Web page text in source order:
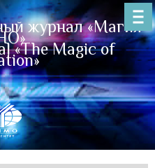
журнал «Магия
«The Magic of